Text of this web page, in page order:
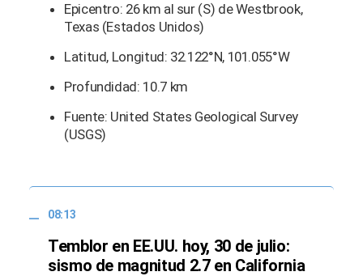
Epicentro: 26 km al sur (S) de Westbrook,
Texas (Estados Unidos)
Latitud, Longitud: 32.122°N, 101.055°W
Profundidad: 10.7 km
Fuente: United States Geological Survey
(USGS)
08:13
Temblor en EE.UU. hoy, 30 de julio:
sismo de magnitud 2.7 en California